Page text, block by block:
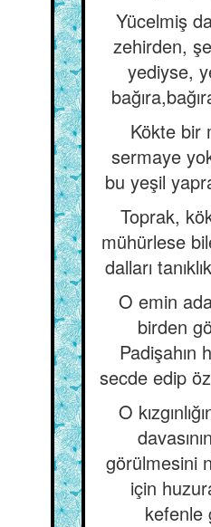
Yücelmiş
zehirden,
yediyse,
Kökte bir
sermaye
bu yeşil
Toprak,
mühürlese
dalları
O emin
birden
Padişahın
secde edip
O
görülmesini
için
kefenle